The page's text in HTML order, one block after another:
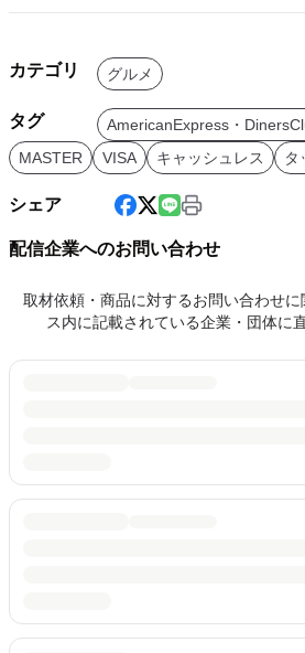
カテゴリ グルメ
タグ AmericanExpress・
MASTER
VISA キャッシュレス タ
シェア
配信企業へのお問い合わせ
取材依頼・商品に対するお問い合わせ
ス内に記載されている企業・団体に